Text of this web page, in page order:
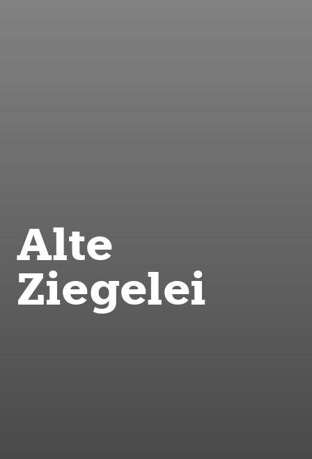
Alte
Ziegelei